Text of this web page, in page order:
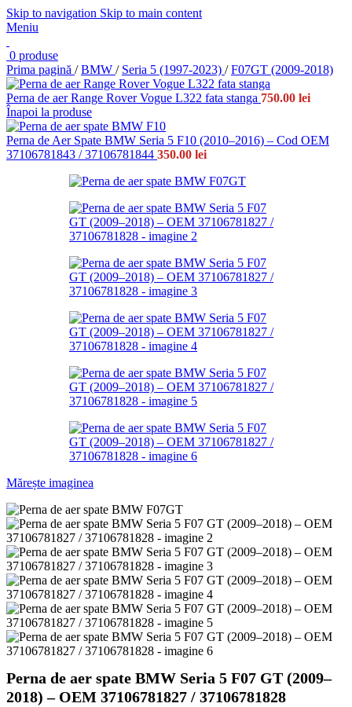
Skip to navigation Skip to main content
Meniu
0 produse
Prima pagină / BMW / Seria 5 (1997-2023) / F07GT (2009-2018)
Perna de aer Range Rover Vogue L322 fata stanga 750.00 lei
Înapoi la produse
Perna de Aer Spate BMW Seria 5 F10 (2010–2016) – Cod OEM
37106781843 / 37106781844 350.00 lei
Mărește imaginea
Perna de aer spate BMW Seria 5 F07 GT (2009–
2018) – OEM 37106781827 / 37106781828